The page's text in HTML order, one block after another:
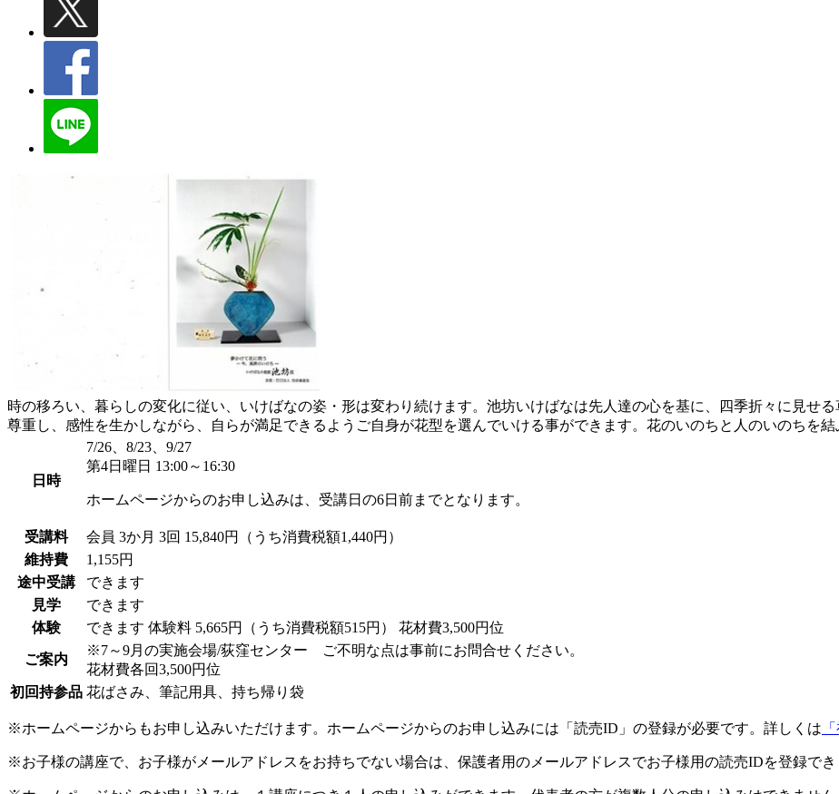
時の移ろい、暮らしの変化に従い、いけばなの姿・形は変わり続けます。池坊いけばなは先人達の心を基に、四季折々に見せ
尊重し、感性を生かしながら、自らが満足できるようご自身が花型を選んでいける事ができます。花のいのちと人のいのちを結
日時
7/26、8/23、9/27
第4日曜日 13:00～16:30
ホームページからのお申し込みは、受講日の6日前までとなります。
受講料 会員 3か月 3回 15,840円（うち消費税額1,440円）
維持費
1,155円
途中受講
できます
見学
できます
体験
できます 体験料 5,665円（うち消費税額515円） 花材費3,500円位
ご案内
※7～9月の実施会場/荻窪センター ご不明な点は事前にお問合せください。
花材費各回3,500円位
初回持参品 花ばさみ、筆記用具、持ち帰り袋
※ホームページからもお申し込みいただけます。ホームページからのお申し込みには「読売ID」の登録が必要です。詳しくは
※お子様の講座で、お子様がメールアドレスをお持ちでない場合は、保護者用のメールアドレスでお子様用の読売IDを登録でき